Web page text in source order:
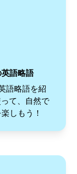
語略語
語略語を紹
て、自然で
しもう！